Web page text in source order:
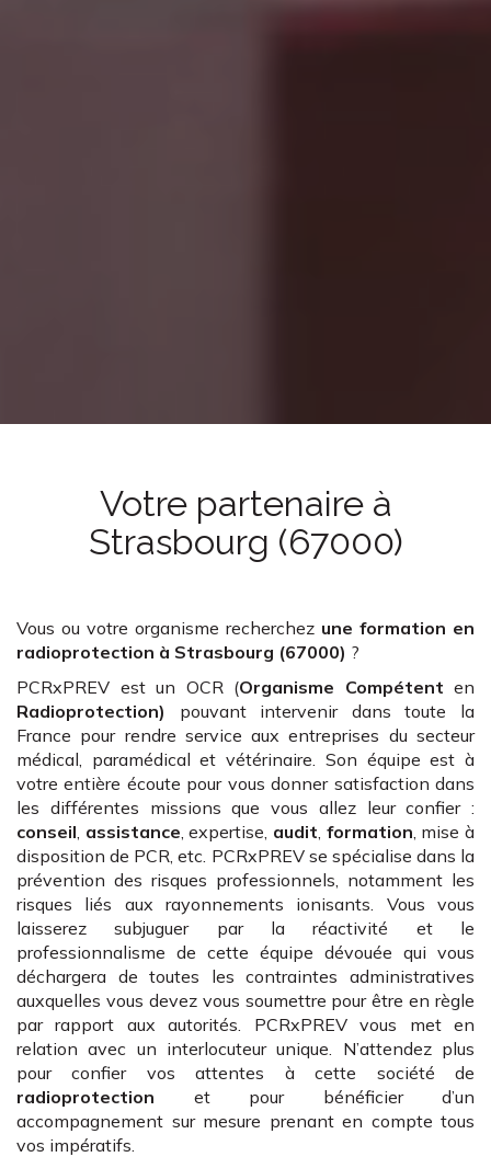
Votre partenaire à
Strasbourg (67000)
Vous ou votre organisme recherchez une formation en
radioprotection à Strasbourg (67000) ?
PCRxPREV est un OCR (Organisme Compétent en
Radioprotection) pouvant intervenir dans toute la
France pour rendre service aux entreprises du secteur
médical, paramédical et vétérinaire. Son équipe est à
votre entière écoute pour vous donner satisfaction dans
les différentes missions que vous allez leur confier :
conseil assistance , expertise, audit formation , mise à
disposition de PCR, etc. PCRxPREV se spécialise dans la
prévention des risques professionnels, notamment les
risques liés aux rayonnements ionisants. Vous vous
laisserez subjuguer par la réactivité et le
professionnalisme de cette équipe dévouée qui vous
déchargera de toutes les contraintes administratives
auxquelles vous devez vous soumettre pour être en règle
par rapport aux autorités. PCRxPREV vous met en
relation avec un interlocuteur unique. N’attendez plus
pour confier vos attentes à cette société de
radioprotection et pour bénéficier d’un
accompagnement sur mesure prenant en compte tous
vos impératifs.